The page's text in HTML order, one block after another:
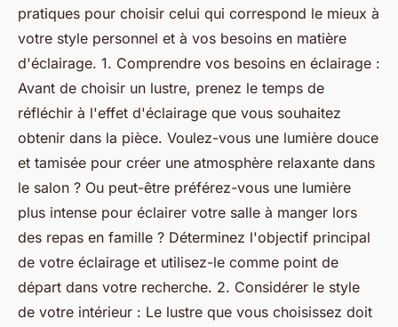
pratiques pour choisir celui qui correspond le mieux à
votre style personnel et à vos besoins en matière
d'éclairage. 1. Comprendre vos besoins en éclairage :
Avant de choisir un lustre, prenez le temps de
réfléchir à l'effet d'éclairage que vous souhaitez
obtenir dans la pièce. Voulez-vous une lumière douce
et tamisée pour créer une atmosphère relaxante dans
le salon ? Ou peut-être préférez-vous une lumière
plus intense pour éclairer votre salle à manger lors
des repas en famille ? Déterminez l'objectif principal
de votre éclairage et utilisez-le comme point de
départ dans votre recherche. 2. Considérer le style
de votre intérieur : Le lustre que vous choisissez doit